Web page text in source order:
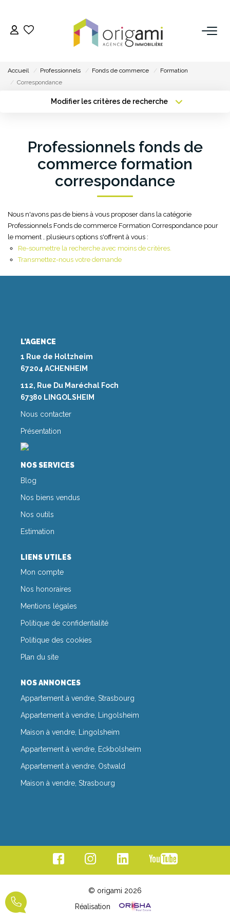
VENDRE
Pourquoi Nous Choisir ?
Nos Biens Vendus
GESTION
NOS AGENCES
Les Agences Origami
ESPACE BAILLEURS
Accueil Professionnels Fonds de commerce
Formation
Correspondance
Modifier les critères de recherche
Sélectionnez...
Surface min
Budget max Plus de critères
Professionnels fonds de
commerce formation
correspondance
Nous n'avons pas de biens à vous proposer dans la catégorie
Professionnels Fonds de commerce Formation Correspondance pour
le moment , plusieurs options s'offrent à vous :
Re-soumettre la recherche avec moins de critères.
Transmettez-nous votre demande
L'AGENCE
1 Rue de Holtzheim
67204 ACHENHEIM
112, Rue Du Maréchal Foch
67380 LINGOLSHEIM
Nous contacter
Présentation
NOS SERVICES
Blog
Nos biens vendus
Nos outils
Estimation
LIENS UTILES
Mon compte
Nos honoraires
Mentions légales
Politique de confidentialité
Politique des cookies
Plan du site
NOS ANNONCES
Appartement à vendre, Strasbourg
Appartement à vendre, Lingolsheim
Maison à vendre, Lingolsheim
Appartement à vendre, Eckbolsheim
Appartement à vendre, Ostwald
Maison à vendre, Strasbourg
© origami 2026
Réalisation